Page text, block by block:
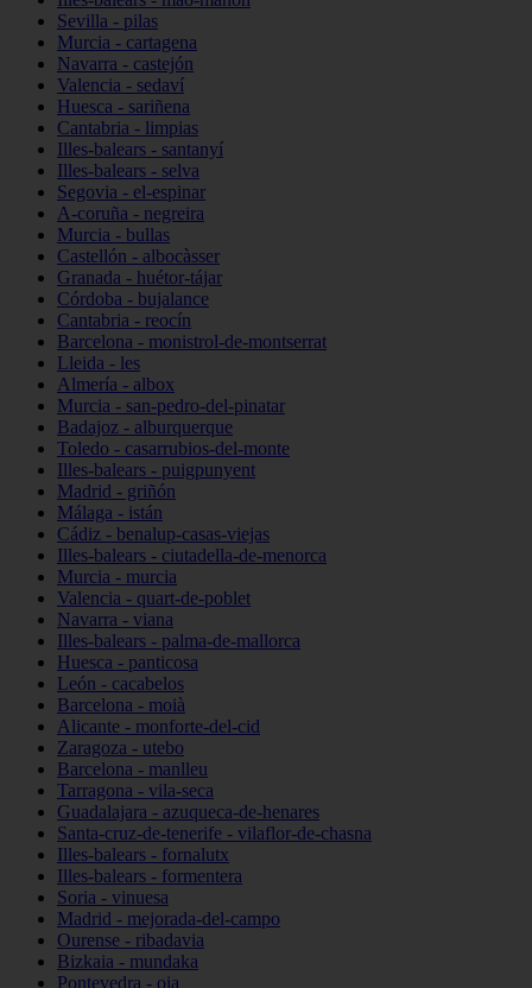
Sevilla - pilas
Murcia - cartagena
Navarra - castejón
Valencia - sedaví
Huesca - sariñena
Cantabria - limpias
Illes-balears - santanyí
Illes-balears - selva
Segovia - el-espinar
A-coruña - negreira
Murcia - bullas
Castellón - albocàsser
Granada - huétor-tájar
Córdoba - bujalance
Cantabria - reocín
Barcelona - monistrol-de-montserrat
Lleida - les
Almería - albox
Murcia - san-pedro-del-pinatar
Badajoz - alburquerque
Toledo - casarrubios-del-monte
Illes-balears - puigpunyent
Madrid - griñón
Málaga - istán
Cádiz - benalup-casas-viejas
Illes-balears - ciutadella-de-menorca
Murcia - murcia
Valencia - quart-de-poblet
Navarra - viana
Illes-balears - palma-de-mallorca
Huesca - panticosa
León - cacabelos
Barcelona - moià
Alicante - monforte-del-cid
Zaragoza - utebo
Barcelona - manlleu
Tarragona - vila-seca
Guadalajara - azuqueca-de-henares
Santa-cruz-de-tenerife - vilaflor-de-chasna
Illes-balears - fornalutx
Illes-balears - formentera
Soria - vinuesa
Madrid - mejorada-del-campo
Ourense - ribadavia
Bizkaia - mundaka
Pontevedra - oia